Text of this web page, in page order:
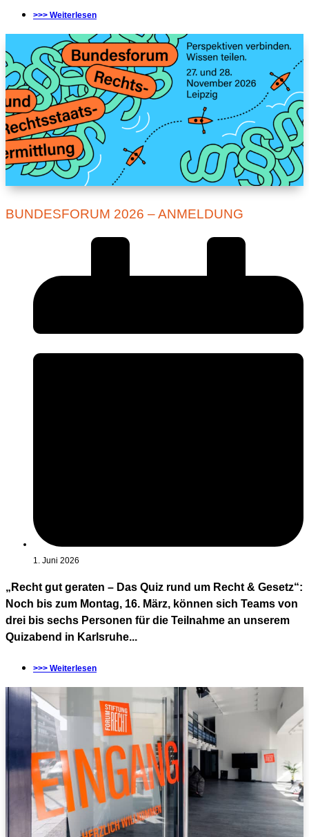
>>> Weiterlesen
BUNDESFORUM 2026 – ANMELDUNG
1. Juni 2026
„Recht gut geraten – Das Quiz rund um Recht & Gesetz“:
Noch bis zum Montag, 16. März, können sich Teams von
drei bis sechs Personen für die Teilnahme an unserem
Quizabend in Karlsruhe...
>>> Weiterlesen